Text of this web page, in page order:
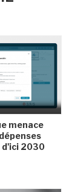
menace
d'ici 2030